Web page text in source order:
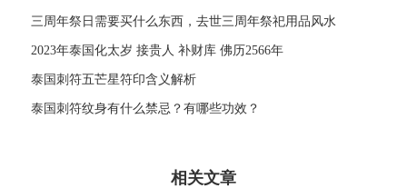
2566年
三周年祭日需要买什么东西，去世三周年祭祀用品风水
2023年泰国化太岁 接贵人 补财库 佛历2566年
泰国刺符五芒星符印含义解析
泰国刺符纹身有什么禁忌？有哪些功效？
相关文章